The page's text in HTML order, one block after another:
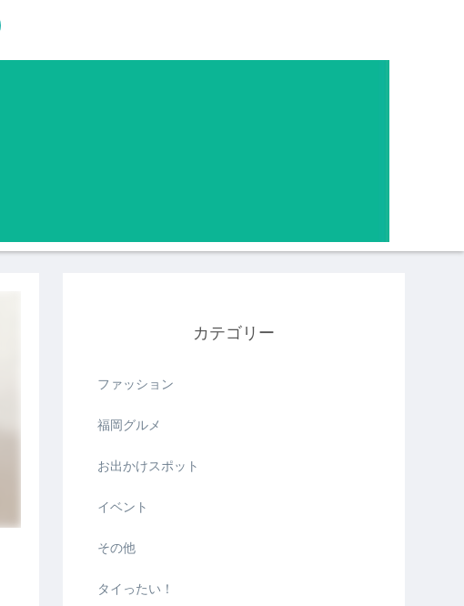
カテゴリー
ファッション
福岡グルメ
お出かけスポット
イベント
その他
タイったい！